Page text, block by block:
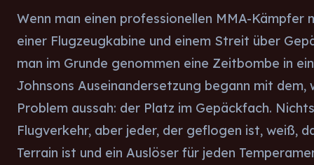
Wenn man einen professionellen MMA-Kämpfer
einer Flugzeugkabine und einem Streit über
man im Grunde genommen eine Zeitbombe in
Johnsons Auseinandersetzung begann mit dem,
Problem aussah: der Platz im Gepäckfach.
Flugverkehr, aber jeder, der geflogen ist, weiß,
Terrain ist und ein Auslöser für jeden